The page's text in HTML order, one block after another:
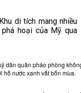
di tích mang nhiều
hoại của Mỹ qua
dân quân pháo phòng
hồ nước xanh vắt bốn mùa.